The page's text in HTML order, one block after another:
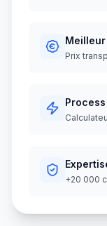
Prix
+20 000